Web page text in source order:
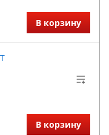
В корзину
В корзину